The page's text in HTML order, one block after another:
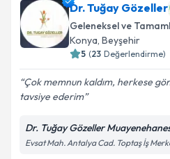
Dr. Tuğay Gözeller
Geleneksel ve
Konya, Beyşehir
5 (23 Değerlendirme)
Çok memnun kaldım, herkese
tavsiye ederim
Dr. Tuğay Gözeller
Evsat Mah. Antalya Cad. Toptaş İş